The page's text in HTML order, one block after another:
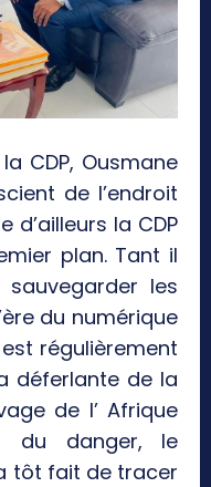
CDP, Ousmane
de l’endroit
d’ailleurs la CDP
plan. Tant il
les
du numérique
régulièrement
déferlante de la
de l’ Afrique
du danger, le
tôt fait de tracer